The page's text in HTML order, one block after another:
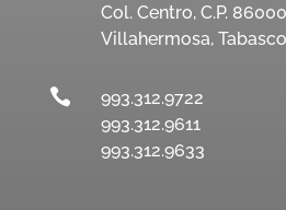
Col. Centro, C.P. 86000
Villahermosa,

993.312.9722
993.312.9611
993.312.9633